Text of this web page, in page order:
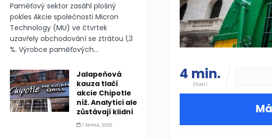
4 min.
čtení
Paměťový sektor zasáhl plošný
pokles Akcie společnosti Micron
Technology (MU) ve čtvrtek
uzavřely obchodování se ztrátou 1,3
%. Výrobce paměťových...
Jalapeňová
kauza tlačí
akcie Chipotle
níž. Analytici ale
zůstávají klidní
7 SRPNA, 2026